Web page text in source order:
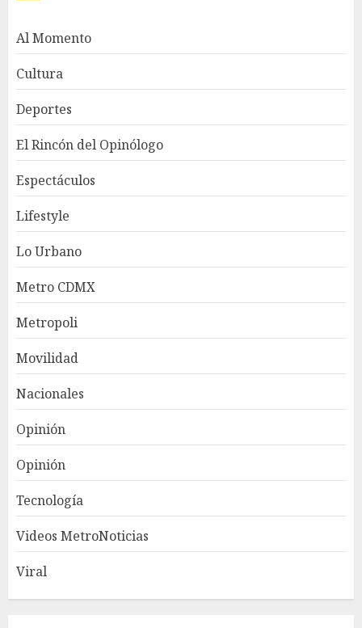
Al Momento
Cultura
Deportes
El Rincón del Opinólogo
Espectáculos
Lifestyle
Lo Urbano
Metro CDMX
Metropoli
Movilidad
Nacionales
Opinión
Opinión
Tecnología
Videos MetroNoticias
Viral